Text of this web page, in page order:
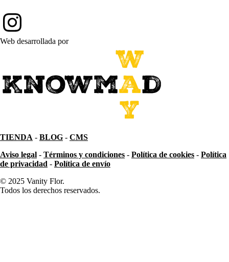
Web desarrollada por
TIENDA - BLOG - CMS
Aviso legal - Términos y condiciones - Política de cookies - Política
de privacidad - Política de envío
© 2025 Vanity Flor.
Todos los derechos reservados.